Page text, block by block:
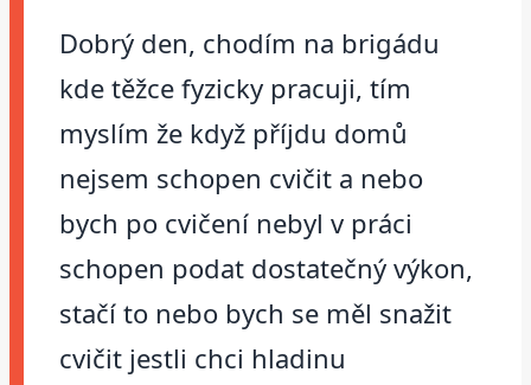
Dobrý den, chodím na brigádu
kde těžce fyzicky pracuji, tím
myslím že když příjdu domů
nejsem schopen cvičit a nebo
bych po cvičení nebyl v práci
schopen podat dostatečný výkon,
stačí to nebo bych se měl snažit
cvičit jestli chci hladinu